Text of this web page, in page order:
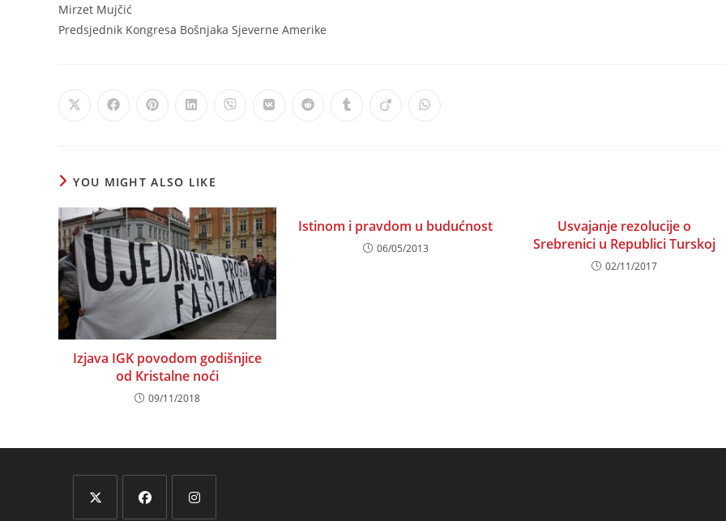
Mirzet Mujčić
Predsjednik Kongresa Bošnjaka Sjeverne Amerike
Opens Opens Opens Opens Opens Opens Opens Opens Opens Opens
YOU MIGHT ALSO LIKE
Izjava IGK povodom godišnjice
od Kristalne noći
09/11/2018
Istinom i pravdom u budućnost
06/05/2013
Usvajanje rezolucije o
Srebrenici u Republici Turskoj
02/11/2017